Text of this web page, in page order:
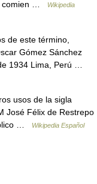
comien …
Wikipedia
de este término,
Gómez Sánchez
1934 Lima, Perú …
usos de la sigla
José Félix de Restrepo
…
Wikipedia Español